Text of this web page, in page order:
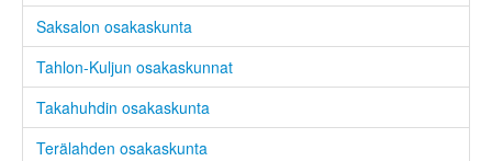
Saksalon osakaskunta
Tahlon-Kuljun osakaskunnat
Takahuhdin osakaskunta
Terälahden osakaskunta